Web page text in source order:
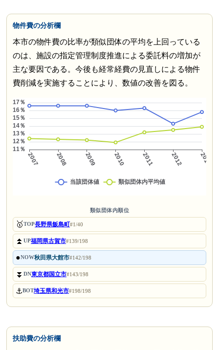
物件費の分析欄
本市の物件費の比率が類似団体の平均を上回っている
のは、施設の指定管理制度推進による委託料の増加が
主な要因である。今後も経常経費の見直しによる物件
費削減を実施することにより、数値の改善を図る。
類似団体内順位
🥇TOP長野県飯島町#1/40
⏫UP福岡県古賀市#139/198
●NOW秋田県大館市#142/198
⏬DN東京都国立市#143/198
⚓BOT埼玉県和光市#198/198
扶助費の分析欄